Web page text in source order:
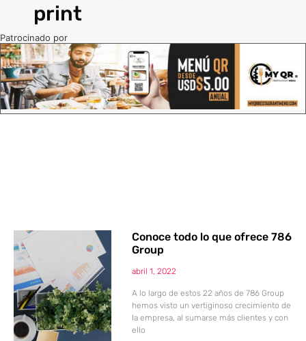
print
Patrocinado por
Conoce todo lo que ofrece 786
Group
abril 1, 2022
A lo largo de estos 22 años de 786 Group
hemos visto un vertiginoso crecimiento de
la empresa, al sumarse más clientes y con
ello